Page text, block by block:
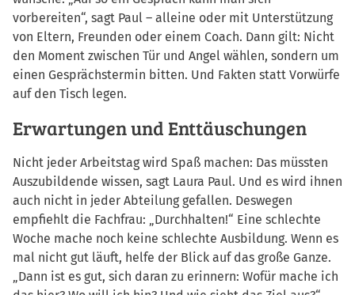
vorbereiten“, sagt Paul – alleine oder mit Unterstützung
von Eltern, Freunden oder einem Coach. Dann gilt: Nicht
den Moment zwischen Tür und Angel wählen, sondern um
einen Gesprächstermin bitten. Und Fakten statt Vorwürfe
auf den Tisch legen.
Erwartungen und Enttäuschungen
Nicht jeder Arbeitstag wird Spaß machen: Das müssten
Auszubildende wissen, sagt Laura Paul. Und es wird ihnen
auch nicht in jeder Abteilung gefallen. Deswegen
empfiehlt die Fachfrau: „Durchhalten!“ Eine schlechte
Woche mache noch keine schlechte Ausbildung. Wenn es
mal nicht gut läuft, helfe der Blick auf das große Ganze.
„Dann ist es gut, sich daran zu erinnern: Wofür mache ich